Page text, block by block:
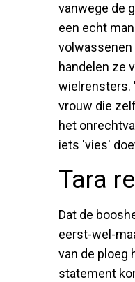
vanwege de
een echt
volwassenen
handelen ze
wielrensters.
vrouw die
het
iets 'vies'
Tara
Dat de
eerst-wel-
van de ploeg
statement